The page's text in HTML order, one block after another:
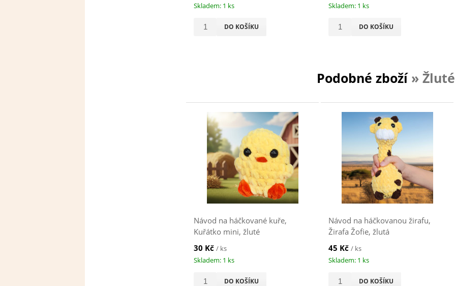
Skladem: 1 ks
DO KOŠÍKU
Skladem: 1 ks
DO KOŠÍKU
Podobné zboží » Žluté
Návod na háčkované kuře,
Kuřátko mini, žluté
30 Kč / ks
Skladem: 1 ks
DO KOŠÍKU
Návod na háčkovanou žirafu,
Žirafa Žofie, žlutá
45 Kč/ ks
Skladem: 1 ks
DO KOŠÍKU